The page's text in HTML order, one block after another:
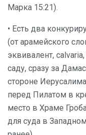
Марка 15:21).
• Есть два
(от арамейского
эквивалент,
саду, сразу за
стороне
перед Пилатом в
место в Храме
для суда в